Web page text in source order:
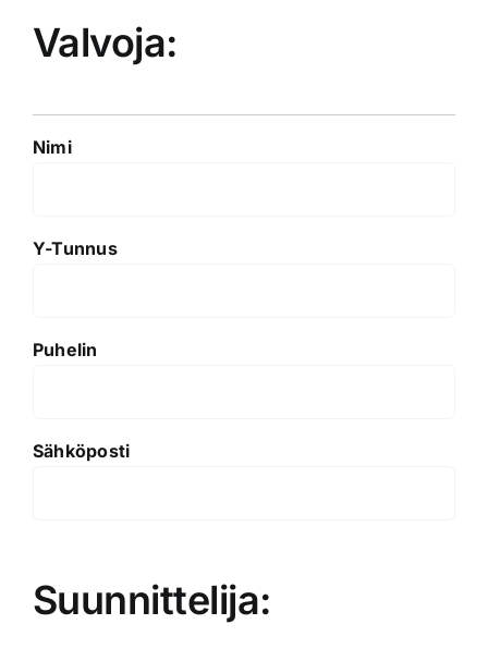
Valvoja:
Nimi
Y-Tunnus
Puhelin
Sähköposti
Suunnittelija: